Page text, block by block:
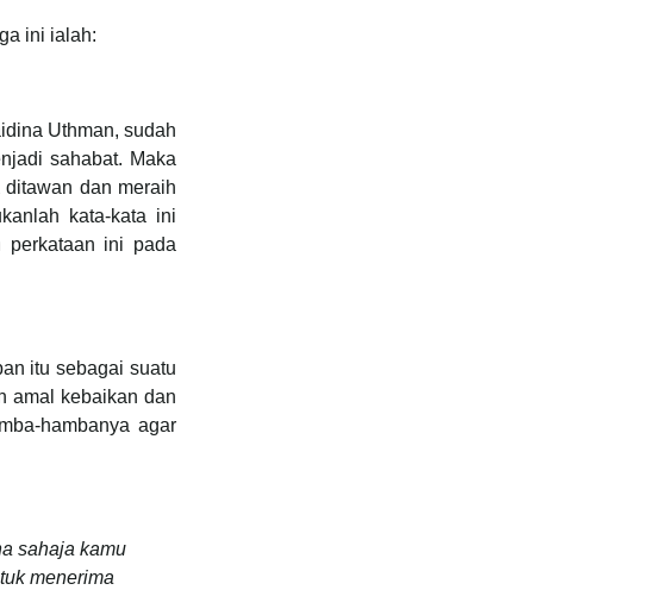
ini ialah:
Uthman, sudah
sahabat. Maka
dan meraih
kata-kata ini
perkataan ini pada
itu sebagai suatu
amal kebaikan dan
hambanya agar
sahaja kamu
menerima